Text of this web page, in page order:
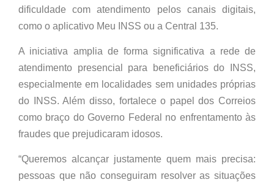
dificuldade com atendimento pelos canais digitais,
como o aplicativo Meu INSS ou a Central 135.
A iniciativa amplia de forma significativa a rede de
atendimento presencial para beneficiários do INSS,
especialmente em localidades sem unidades próprias
do INSS. Além disso, fortalece o papel dos Correios
como braço do Governo Federal no enfrentamento às
fraudes que prejudicaram idosos.
“Queremos alcançar justamente quem mais precisa:
pessoas que não conseguiram resolver as situações